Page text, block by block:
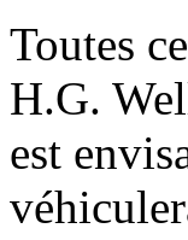
Toutes
H.G.
est